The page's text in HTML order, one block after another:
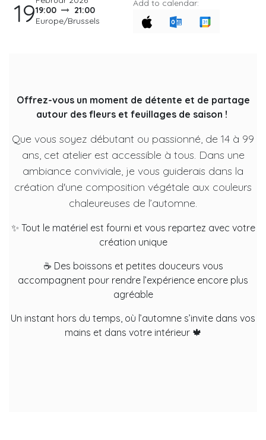
1919:00
21:00
Europe/Brussels
Add to calendar:
Offrez-vous un moment de détente et de partage
autour des fleurs et feuillages de saison !
Que vous soyez débutant ou passionné, de 14 à 99
ans, cet atelier est accessible à tous. Dans une
ambiance conviviale, je vous guiderais dans la
création d'une composition végétale aux couleurs
chaleureuses de l’automne.
✨ Tout le matériel est fourni et vous repartez avec votre
création unique
☕ Des boissons et petites douceurs vous
accompagnent pour rendre l’expérience encore plus
agréable
Un instant hors du temps, où l’automne s’invite dans vos
mains et dans votre intérieur 🍁